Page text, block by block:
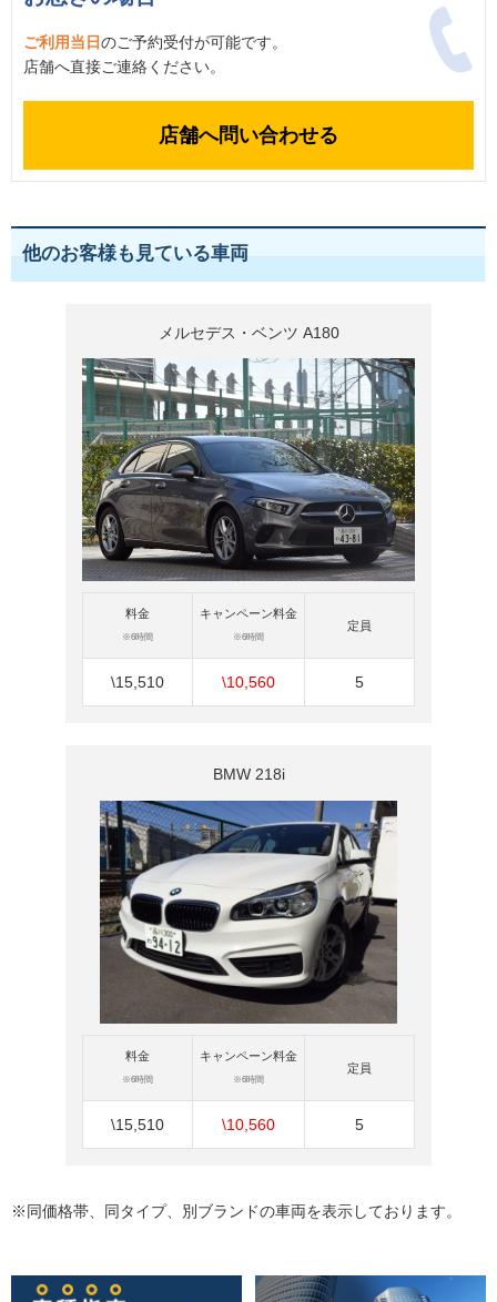
ご利用当日のご予約受付が可能です。
店舗へ直接ご連絡ください。
店舗へ問い合わせる
他のお客様も見ている車両
メルセデス・ベンツ A180
料金
※6時間
\15,510
キャンペーン料金
※6時間
\10,560
定員
5
BMW 218i
料金
※6時間
\15,510
キャンペーン料金
※6時間
\10,560
定員
5
※同価格帯、同タイプ、別ブランドの車両を表示しております。